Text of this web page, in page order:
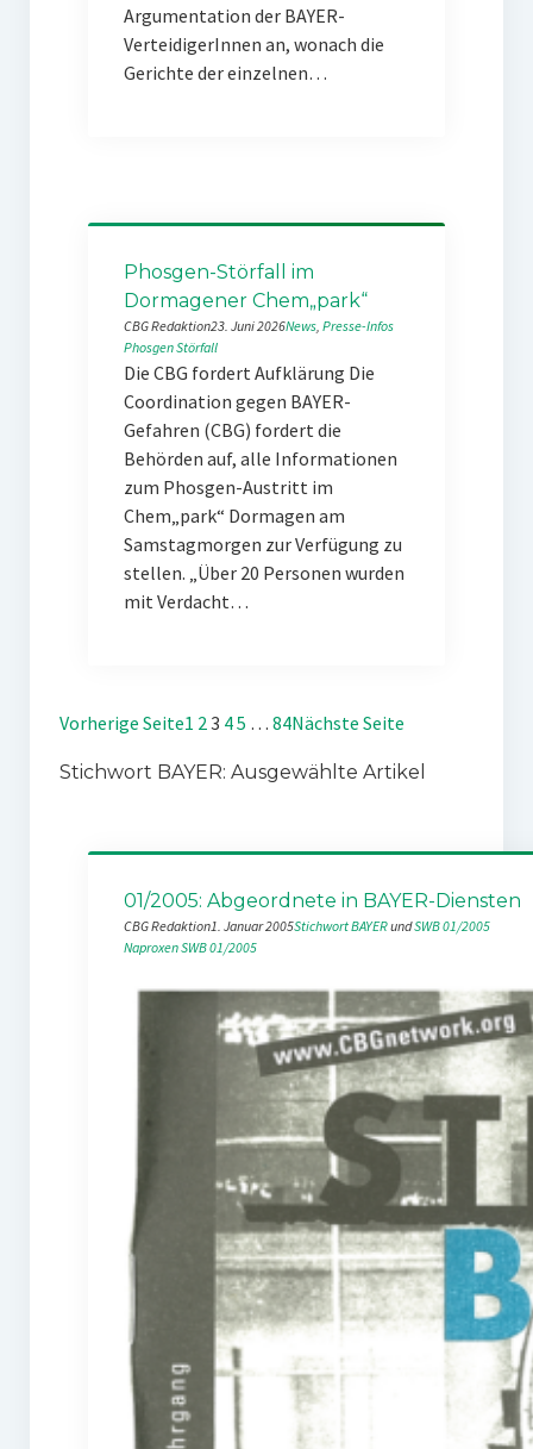
Argumentation der BAYER-
VerteidigerInnen an, wonach die
Gerichte der einzelnen…
Phosgen-Störfall im
Dormagener Chem„park“
CBG Redaktion23. Juni 2026News, Presse-Infos
PhosgenStörfall
Die CBG fordert Aufklärung Die
Coordination gegen BAYER-
Gefahren (CBG) fordert die
Behörden auf, alle Informationen
zum Phosgen-Austritt im
Chem„park“ Dormagen am
Samstagmorgen zur Verfügung zu
stellen. „Über 20 Personen wurden
mit Verdacht…
Vorherige Seite1 23 45 … 84Nächste Seite
Stichwort BAYER: Ausgewählte Artikel
01/2005: Abgeordnete in BAYER-Diensten
CBG Redaktion1. Januar 2005Stichwort BAYER und SWB 01/2005
NaproxenSWB 01/2005